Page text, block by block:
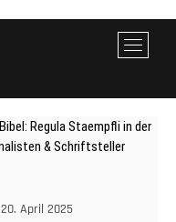
M
e
u
B
u
20. April 2025